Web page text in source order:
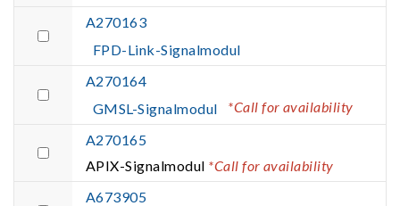
A270163
FPD-Link-Signalmodul
A270164
GMSL-Signalmodul
*Call for availability
A270165
APIX-Signalmodul *Call for availability
A673905